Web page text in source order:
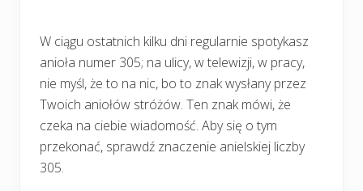
W ciągu ostatnich kilku dni regularnie spotykasz
anioła numer 305; na ulicy, w telewizji, w pracy,
nie myśl, że to na nic, bo to znak wysłany przez
Twoich aniołów stróżów. Ten znak mówi, że
czeka na ciebie wiadomość. Aby się o tym
przekonać, sprawdź znaczenie anielskiej liczby
305.